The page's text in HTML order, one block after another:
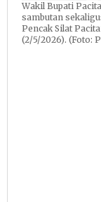
Wakil Bupati
sambutan
Pencak Silat
(2/5/2026). (Foto: